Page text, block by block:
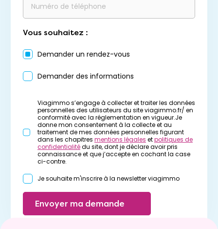
Vous souhaitez :
Demander un rendez-vous
Demander des informations
Viagimmo s’engage à collecter et traiter les données
personnelles des utilisateurs du site viagimmo.fr/ en
conformité avec la réglementation en vigueur.Je
donne mon consentement à la collecte et au
traitement de mes données personnelles figurant
dans les chapitres mentions légales etpolitiques de
confidentialitédu site, dont je déclare avoir pris
connaissance et que j’accepte en cochant la case
ci-contre.
Je souhaite m'inscrire à la newsletter viagimmo
Envoyer ma demande